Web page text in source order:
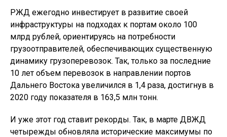
РЖД ежегодно инвестирует в развитие своей
инфраструктуры на подходах к портам около 100
млрд рублей, ориентируясь на потребности
грузоотправителей, обеспечивающих существенную
динамику грузоперевозок. Так, только за последние
10 лет объем перевозок в направлении портов
Дальнего Востока увеличился в 1,4 раза, достигнув в
2020 году показателя в 163,5 млн тонн.
И уже этот год ставит рекорды. Так, в марте ДВЖД
четырежды обновляла исторические максимумы по